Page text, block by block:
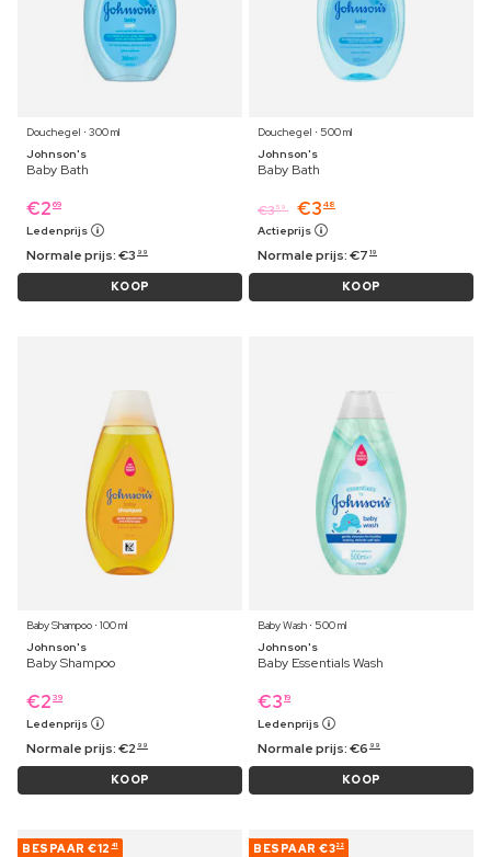
Douchegel ⋅ 300 ml
Johnson's
Baby Bath
€2 69
Ledenprijs
Normale prijs:€3 99
KOOP
Douchegel ⋅ 500 ml
Johnson's
Baby Bath
€359 €3 48
Actieprijs
Normale prijs:€7 19
KOOP
Baby Shampoo ⋅ 100 ml
Johnson's
Baby Shampoo
€2 39
Ledenprijs
Normale prijs:€2 99
KOOP
Baby Wash ⋅ 500 ml
Johnson's
Baby Essentials Wash
€3 19
Ledenprijs
Normale prijs:€6 99
KOOP
BESPAAR €12 41 BESPAAR €322